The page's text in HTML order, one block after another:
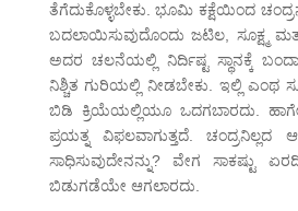
ತೆಗೆದುಕೊಳ್ಳಬೇಕು. ಭೂಮಿ ಕಕ್ಷೆಯಿಂದ
ಬದಲಾಯಿಸುವುದೊಂದು ಜಟಿಲ, ಸೂಕ್ಷ್ಮ
ಅದರ ಚಲನೆಯಲ್ಲಿ ನಿರ್ದಿಷ್ಟ ಸ್ಥಾನಕ್ಕೆ
ನಿಶ್ಚಿತ ಗುರಿಯಲ್ಲಿ ನೀಡಬೇಕು. ಇಲ್ಲಿ ಎಂಥ
ಬಿಡಿ ಕ್ರಿಯೆಯಲ್ಲಿಯೂ ಒದಗಬಾರದು.
ಪ್ರಯತ್ನ ವಿಫಲವಾಗುತ್ತದೆ.
ಸಾಧಿಸುವುದೇನನ್ನು? ವೇಗ ಸಾಕಷ್ಟು
ಬಿಡುಗಡೆಯೇ ಆಗಲಾರದು.